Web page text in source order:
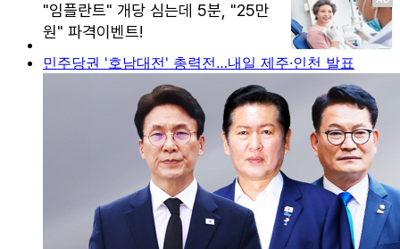
민주당권 '호남대전' 총력전…내일 제주·인천 발표